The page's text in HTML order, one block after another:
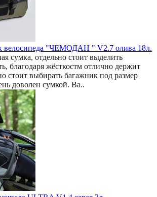
велосипеда "ЧЕМОДАН " V2.7 олива 18л.
сумка, отдельно стоит выделить
благодаря жёсткостм отлично держит
стоит выбирать багажник под размер
доволен сумкой. Ва..